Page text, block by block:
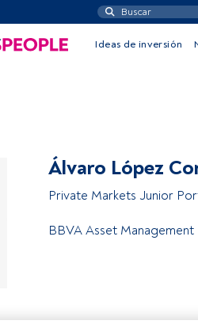
Ideas de inversión
Álvaro López
Private Markets Junior
BBVA Asset Management